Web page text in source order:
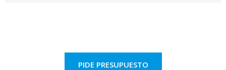
PIDE PRESUPUESTO